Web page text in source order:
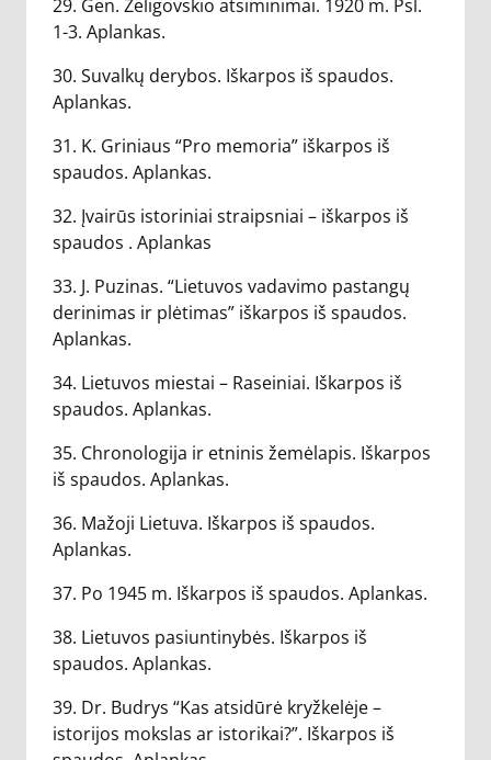
29. Gen. Želigovskio atsiminimai. 1920 m. Psl.
1-3. Aplankas.
30. Suvalkų derybos. Iškarpos iš spaudos.
Aplankas.
31. K. Griniaus “Pro memoria” iškarpos iš
spaudos. Aplankas.
32. Įvairūs istoriniai straipsniai – iškarpos iš
spaudos . Aplankas
33. J. Puzinas. “Lietuvos vadavimo pastangų
derinimas ir plėtimas” iškarpos iš spaudos.
Aplankas.
34. Lietuvos miestai – Raseiniai. Iškarpos iš
spaudos. Aplankas.
35. Chronologija ir etninis žemėlapis. Iškarpos
iš spaudos. Aplankas.
36. Mažoji Lietuva. Iškarpos iš spaudos.
Aplankas.
37. Po 1945 m. Iškarpos iš spaudos. Aplankas.
38. Lietuvos pasiuntinybės. Iškarpos iš
spaudos. Aplankas.
39. Dr. Budrys “Kas atsidūrė kryžkelėje –
istorijos mokslas ar istorikai?”. Iškarpos iš